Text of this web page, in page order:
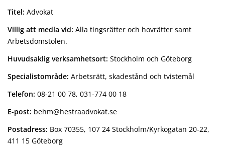
Titel: Advokat
Villig att medla vid: Alla tingsrätter och hovrätter samt
Arbetsdomstolen.
Huvudsaklig verksamhetsort: Stockholm och Göteborg
Specialistområde: Arbetsrätt, skadestånd och tvistemål
Telefon: 08-21 00 78, 031-774 00 18
E-post: behm@hestraadvokat.se
Postadress: Box 70355, 107 24 Stockholm/Kyrkogatan 20-22,
411 15 Göteborg